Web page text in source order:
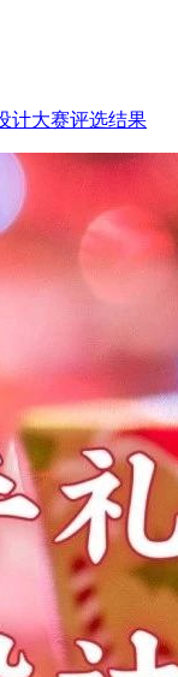
计大赛评选结果